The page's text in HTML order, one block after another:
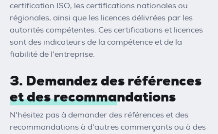
certification ISO, les certifications nationales ou
régionales, ainsi que les licences délivrées par les
autorités compétentes. Ces certifications et licences
sont des indicateurs de la compétence et de la
fiabilité de l'entreprise.
3. Demandez des références
et des recommandations
N'hésitez pas à demander des références et des
recommandations à d'autres commerçants ou à des